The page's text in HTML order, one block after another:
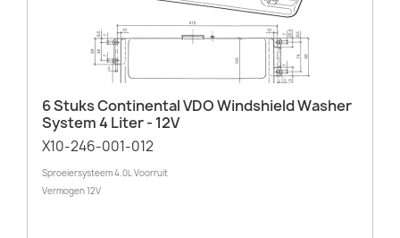
6 Stuks Continental VDO Windshield Washer
System 4 Liter - 12V
X10-246-001-012
Sproeiersysteem 4.0L Voorruit
Vermogen 12V